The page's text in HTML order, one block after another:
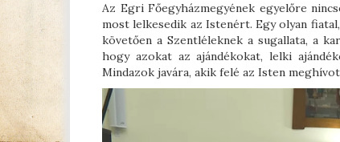
Az Egri Főegyházmegyének egyelőre
most lelkesedik az Istenért. Egy olyan
követően a Szentléleknek a sugallata, a
hogy azokat az ajándékokat, lelki
Mindazok javára, akik felé az Isten